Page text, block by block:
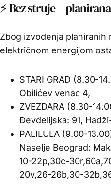
⚡ Bez struje –
Zbog izvođenja planiranih
električnom energijom
STARI GRAD (8.30-
Obilićev venac 4,
ZVEZDARA (8.30-
Đevđelijska: 91,
PALILULA (9.00-
Naselje Beograd:
10-22p,30c-
20v,26-26b,30-